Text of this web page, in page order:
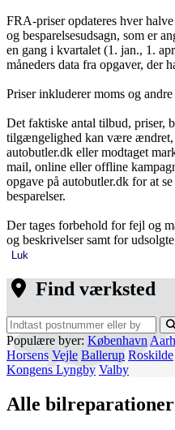
FRA-priser opdateres hver
og besparelsesudsagn, som er
en gang i kvartalet (1. jan., 1.
måneders data fra opgaver, der
Priser inkluderer moms og
Det faktiske antal tilbud, priser,
tilgængelighed kan være ændret,
autobutler.dk eller modtaget
mail, online eller offline
opgave på autobutler.dk for at
besparelser.
Der tages forbehold for fejl og
og beskrivelser samt for
Luk
Find værksted
Populære byer: København
Horsens Vejle Ballerup Roskilde
Kongens Lyngby Valby
Alle bilreparationer